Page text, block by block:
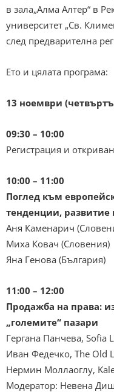
в зала„Алма Алтер“ в
университет „Св.
след предварителна
Ето и цялата програма:
13 ноември
09:30 – 10:00
Регистрация и
10:00 – 11:00
Поглед към
тенденции, развитие
Аня Каменарич
Миха Ковач (Словения)
Яна Генова (България)
11:00 – 12:00
Продажба на права:
„големите“ пазари
Гергана Панчeва, Sofia
Иван Федечко, The Old
Нермин Моллаоглу,
Модератор: Невена